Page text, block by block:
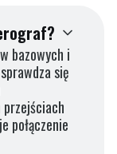
bazowych i
się
przejściach
połączenie